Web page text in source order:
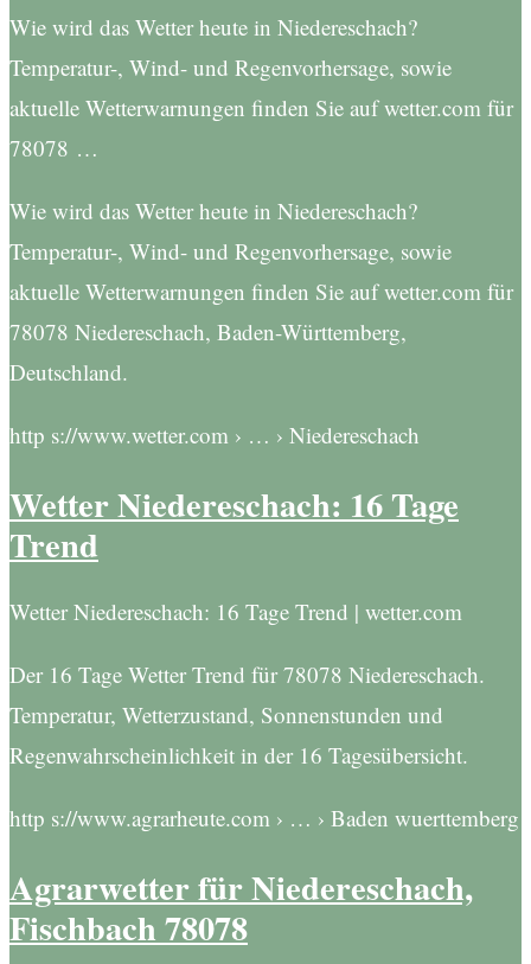
Wie wird das Wetter heute in Niedereschach?
Temperatur-, Wind- und Regenvorhersage, sowie
aktuelle Wetterwarnungen finden Sie auf wetter.com für
78078 …
Wie wird das Wetter heute in Niedereschach?
Temperatur-, Wind- und Regenvorhersage, sowie
aktuelle Wetterwarnungen finden Sie auf wetter.com für
78078 Niedereschach, Baden-Württemberg,
Deutschland.
http s://www.wetter.com › … › Niedereschach
Wetter Niedereschach: 16 Tage
Trend
Wetter Niedereschach: 16 Tage Trend | wetter.com
Der 16 Tage Wetter Trend für 78078 Niedereschach.
Temperatur, Wetterzustand, Sonnenstunden und
Regenwahrscheinlichkeit in der 16 Tagesübersicht.
http s://www.agrarheute.com › … › Baden wuerttemberg
Agrarwetter für Niedereschach,
Fischbach 78078